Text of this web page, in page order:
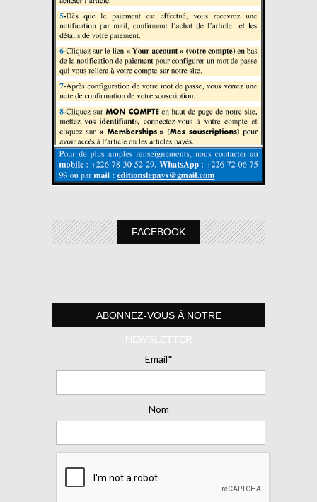
FACEBOOK
ABONNEZ-VOUS À NOTRE
NEWSLETTER
Email*
Nom